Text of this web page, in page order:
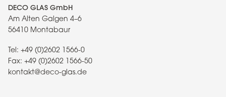
DECO GLAS GmbH
Am Alten Galgen 4–6
56410 Montabaur
Tel: +49 (0)2602 1566-0
Fax: +49 (0)2602 1566-50
kontakt@deco-glas.de